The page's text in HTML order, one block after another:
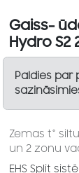
Gaiss-
Hydro S2
Paldies par
Zemas t°
un 2 zonu
EHS Split